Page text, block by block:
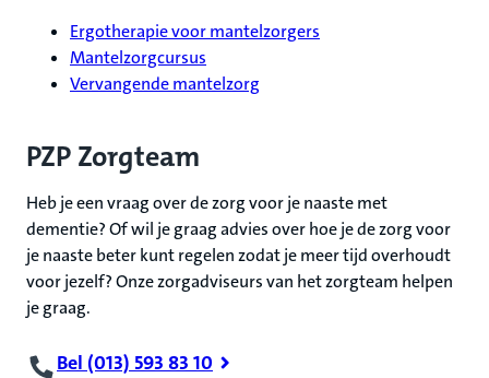
Ergotherapie voor mantelzorgers
Mantelzorgcursus
Vervangende mantelzorg
PZP Zorgteam
Heb je een vraag over de zorg voor je naaste met
dementie? Of wil je graag advies over hoe je de zorg voor
je naaste beter kunt regelen zodat je meer tijd overhoudt
voor jezelf? Onze zorgadviseurs van het zorgteam helpen
je graag.
Bel (013) 593 83 10